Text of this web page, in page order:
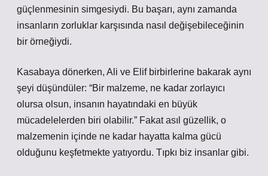
güçlenmesinin simgesiydi. Bu başarı, aynı zamanda
insanların zorluklar karşısında nasıl değişebileceğinin
bir örneğiydi.
Kasabaya dönerken, Ali ve Elif birbirlerine bakarak aynı
şeyi düşündüler: “Bir malzeme, ne kadar zorlayıcı
olursa olsun, insanın hayatındaki en büyük
mücadelelerden biri olabilir.” Fakat asıl güzellik, o
malzemenin içinde ne kadar hayatta kalma gücü
olduğunu keşfetmekte yatıyordu. Tıpkı biz insanlar gibi.